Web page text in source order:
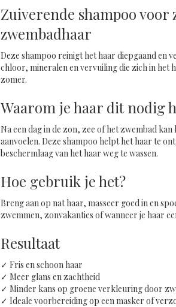
Zuiverende shampoo voor
zwembadhaar
Deze shampoo reinigt het haar diepgaand en
chloor, mineralen en vervuiling die zich in het
zomer.
Waarom je haar dit nodig
Na een dag in de zon, zee of het zwembad
aanvoelen. Deze shampoo helpt het haar te
beschermlaag van het haar weg te wassen.
Hoe gebruik je het?
Breng aan op nat haar, masseer goed in en
zwemmen, zonvakanties of wanneer je haar
Resultaat
✓ Fris en schoon haar
✓ Meer glans en zachtheid
✓ Minder kans op groene verkleuring door
✓ Ideale voorbereiding op een masker of